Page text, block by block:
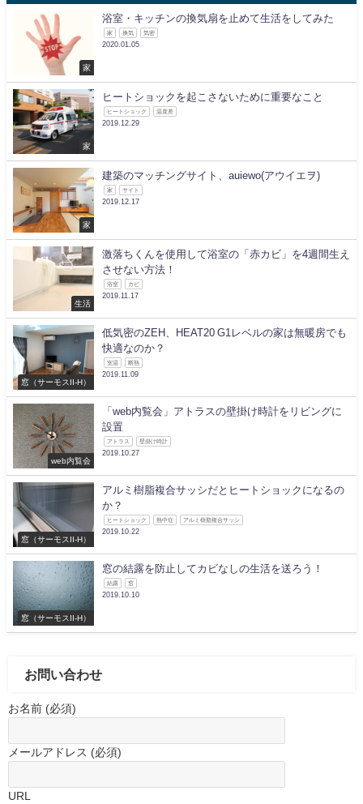
家
浴室・キッチンの換気扇を止めて生活をしてみた
家 換気 気密
2020.01.05
家
ヒートショックを起こさないために重要なこと
ヒートショック 温度差
2019.12.29
家
建築のマッチングサイト、auiewo(アウイエヲ)
家 サイト
2019.12.17
生活
激落ちくんを使用して浴室の「赤カビ」を4週間生え
させない方法！
浴室 カビ
2019.11.17
窓（サーモスII-H）
低気密のZEH、HEAT20 G1レベルの家は無暖房でも
快適なのか？
室温 断熱
2019.11.09
web内覧会
「web内覧会」アトラスの壁掛け時計をリビングに
設置
アトラス 壁掛け時計
2019.10.27
窓（サーモスII-H）
アルミ樹脂複合サッシだとヒートショックになるの
か？
ヒートショック 熱中症 アルミ樹脂複合サッシ
2019.10.22
窓（サーモスII-H）
窓の結露を防止してカビなしの生活を送ろう！
結露 窓
2019.10.10
お問い合わせ
お名前 (必須)
メールアドレス (必須)
URL